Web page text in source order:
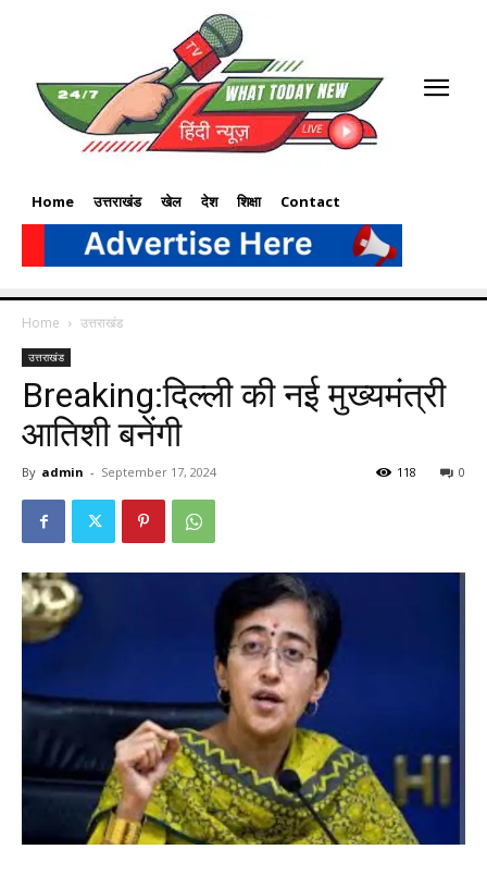
Home उत्तराखंड खेल देश शिक्षा Contact
Home उत्तराखंड
उत्तराखंड
Breaking:दिल्ली की नई मुख्यमंत्री
आतिशी बनेंगी
By admin - September 17, 2024 0
118